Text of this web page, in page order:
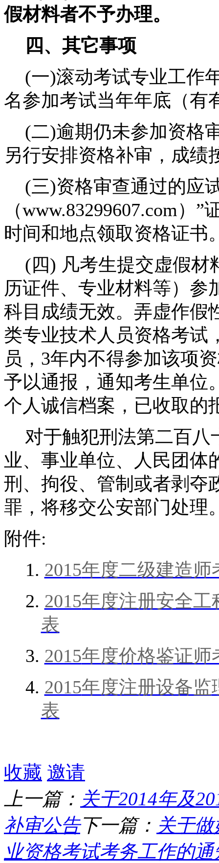
假材料者不予办理。
四、其它事项
(一)滚动考试专业工作
名参加考试当年年底（有
(二)逾期仍未参加资格
另行安排资格补审，成绩
(三)资格审查通过的应
（www.83299607.com）”
时间和地点领取资格证书
(四) 凡考生提交虚假材
历证件、专业材料等）参
科目成绩无效。弄虚作假
类专业技术人员资格考试
员， 3年内不得参加该项
予以通报，通知考生单位
个人诚信档案，已收取的
对于触犯刑法第二百
业、事业单位、人民团体
刑、拘役、管制或者剥夺
罪，将移交公安部门处理
附件:
1. 2015年度二级建造师
2. 2015年度注册安全工
表
3. 2015年度价格鉴证师
4. 2015年度注册设备监
表
收藏 邀请
上一篇： 关于2014年及
补审公告下一篇： 关于
业资格考试考务工作的通